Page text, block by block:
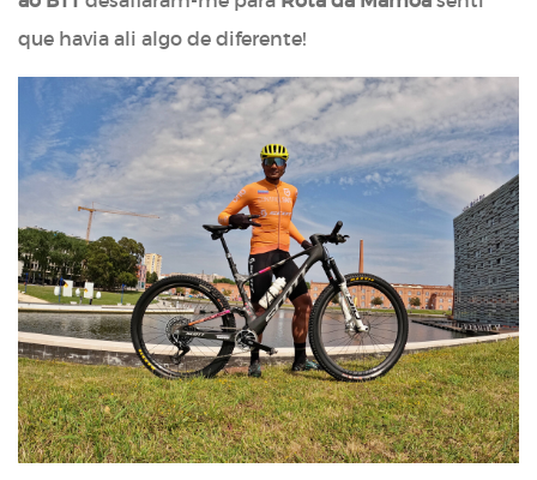
que havia ali algo de diferente!